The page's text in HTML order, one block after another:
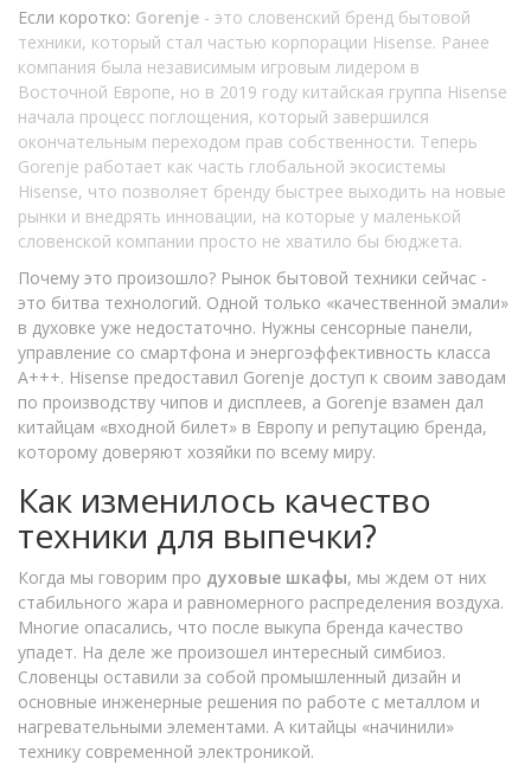
Если коротко: Gorenje - это словенский бренд бытовой
техники, который стал частью корпорации Hisense. Ранее
компания была независимым игровым лидером в
Восточной Европе, но в 2019 году китайская группа Hisense
начала процесс поглощения, который завершился
окончательным переходом прав собственности. Теперь
Gorenje работает как часть глобальной экосистемы
Hisense, что позволяет бренду быстрее выходить на новые
рынки и внедрять инновации, на которые у маленькой
словенской компании просто не хватило бы бюджета.
Почему это произошло? Рынок бытовой техники сейчас -
это битва технологий. Одной только «качественной эмали»
в духовке уже недостаточно. Нужны сенсорные панели,
управление со смартфона и энергоэффективность класса
A+++. Hisense предоставил Gorenje доступ к своим заводам
по производству чипов и дисплеев, а Gorenje взамен дал
китайцам «входной билет» в Европу и репутацию бренда,
которому доверяют хозяйки по всему миру.
Как изменилось качество
техники для выпечки?
Когда мы говорим про духовые шкафы, мы ждем от них
стабильного жара и равномерного распределения воздуха.
Многие опасались, что после выкупа бренда качество
упадет. На деле же произошел интересный симбиоз.
Словенцы оставили за собой промышленный дизайн и
основные инженерные решения по работе с металлом и
нагревательными элементами. А китайцы «начинили»
технику современной электроникой.